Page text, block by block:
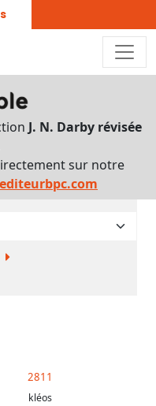
J. N. Darby révisée
sur notre
2811
kléos